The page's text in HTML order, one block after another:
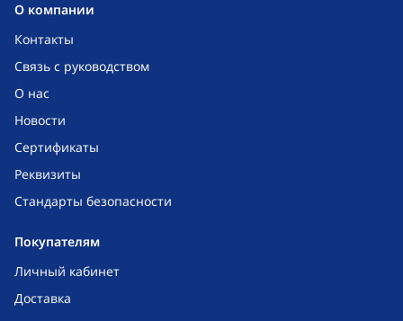
O компании
Контакты
Связь с руководством
О нас
Новости
Сертификаты
Реквизиты
Стандарты безопасности
Покупателям
Личный кабинет
Доставка